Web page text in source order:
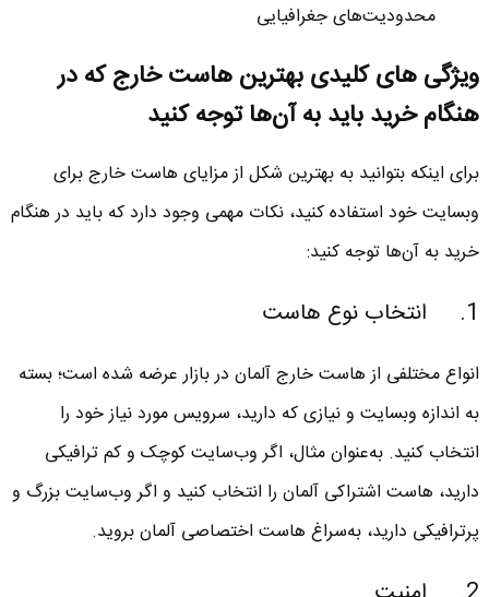
محدودیت‌های جغرافیایی
ویژگی های کلیدی بهترین هاست خارج که در
هنگام خرید باید به آن‌ها توجه کنید
برای اینکه بتوانید به بهترین شکل از مزایای هاست خارج برای
وبسایت خود استفاده کنید، نکات مهمی وجود دارد که باید در هنگام
خرید به آن‌ها توجه کنید:
1. انتخاب نوع هاست
انواع مختلفی از هاست خارج آلمان در بازار عرضه شده است؛ بسته
به اندازه وبسایت و نیازی که دارید، سرویس مورد نیاز خود را
انتخاب کنید. به‌عنوان مثال، اگر وب‌سایت‌ کوچک و کم ترافیکی
دارید، هاست اشتراکی آلمان را انتخاب کنید و اگر وب‌سایت بزرگ و
پرترافیکی دارید، به‌سراغ هاست اختصاصی آلمان بروید.